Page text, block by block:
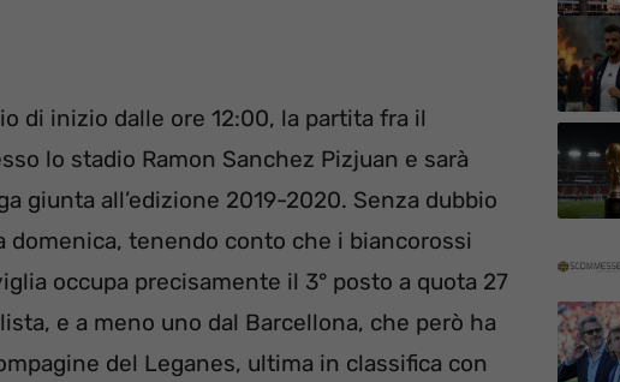
di inizio dalle ore 12:00, la partita fra il
lo stadio Ramon Sanchez Pizjuan e sarà
giunta all’edizione 2019-2020. Senza dubbio
domenica, tenendo conto che i biancorossi
occupa precisamente il 3° posto a quota 27
e a meno uno dal Barcellona, che però ha
del Leganes, ultima in classifica con